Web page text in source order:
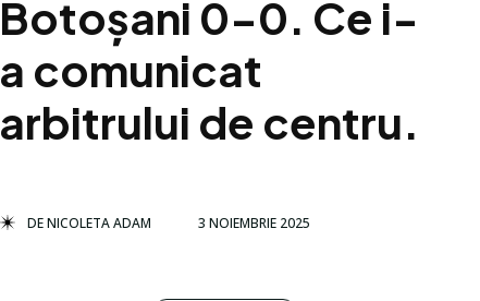
Botoșani 0-0. Ce i-
a comunicat
arbitrului de centru.
DENICOLETA ADAM 3 NOIEMBRIE 2025